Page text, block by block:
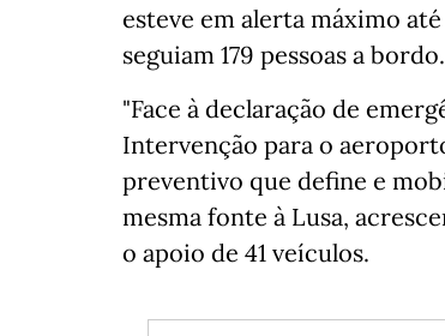
esteve em alerta máximo
seguiam 179 pessoas a bordo.
"Face à declaração de
Intervenção para o
preventivo que define e
mesma fonte à Lusa,
o apoio de 41 veículos.